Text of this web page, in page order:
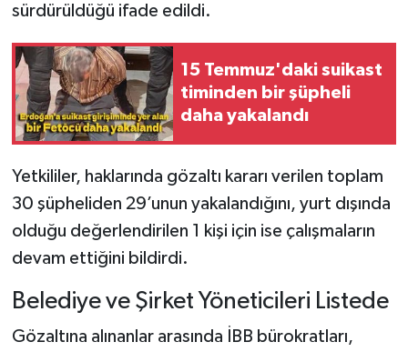
sürdürüldüğü ifade edildi.
15 Temmuz'daki suikast
timinden bir şüpheli
daha yakalandı
Yetkililer, haklarında gözaltı kararı verilen toplam
30 şüpheliden 29’unun yakalandığını, yurt dışında
olduğu değerlendirilen 1 kişi için ise çalışmaların
devam ettiğini bildirdi.
Belediye ve Şirket Yöneticileri Listede
Gözaltına alınanlar arasında İBB bürokratları,